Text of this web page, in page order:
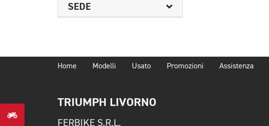
SEDE
Home Modelli Usato Promozioni Assistenza
TRIUMPH LIVORNO
FERBIKE S.R.L.